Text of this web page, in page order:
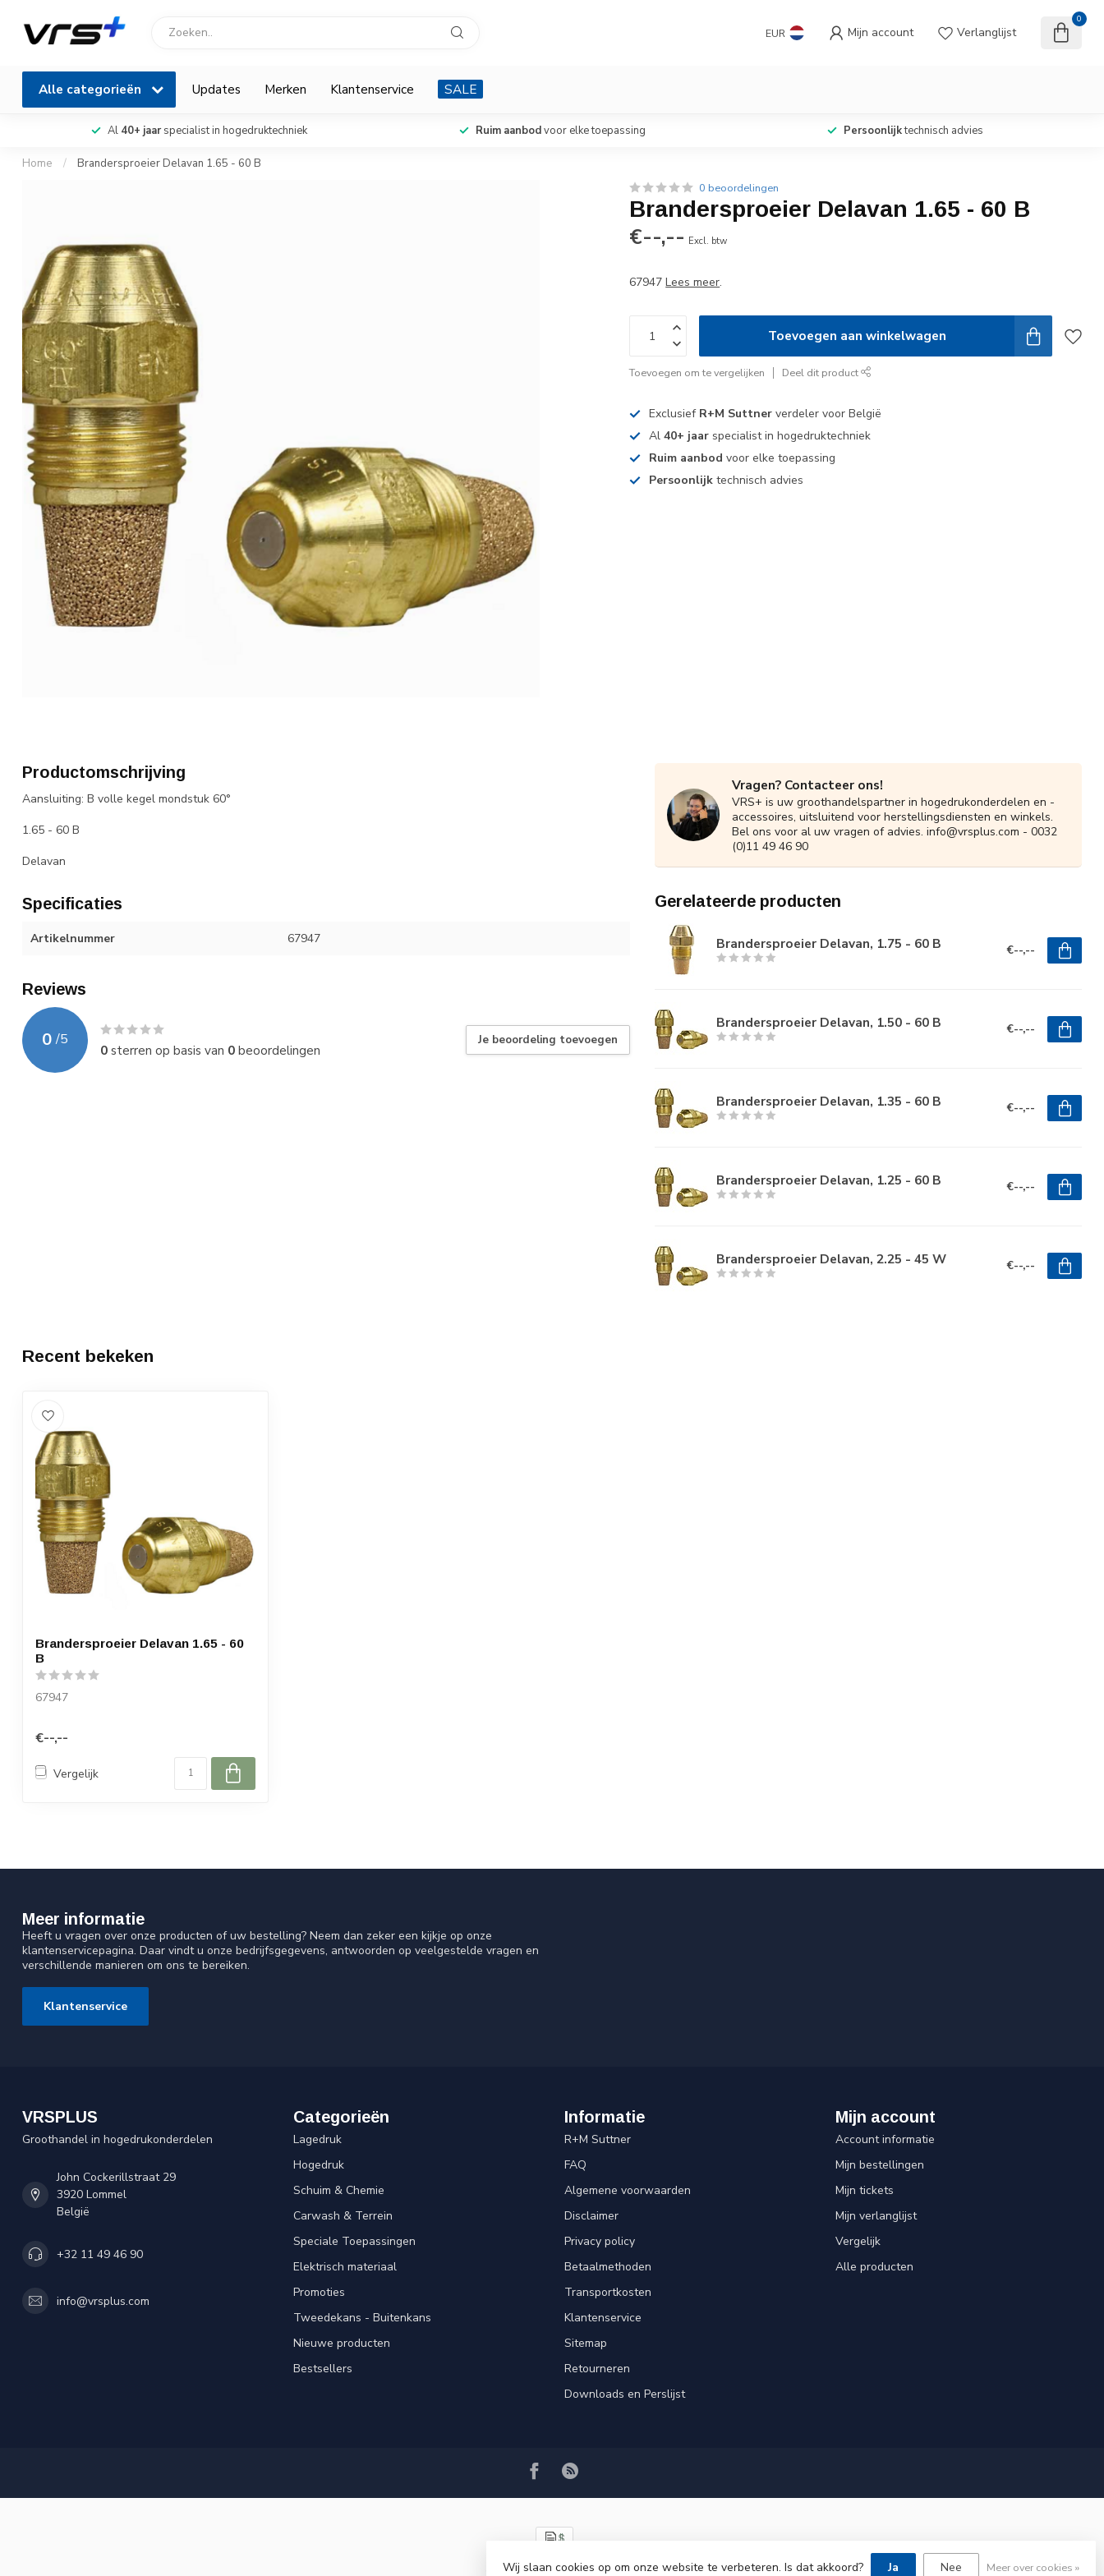
EUR Mijn account Verlanglijst
0
Alle categorieën Updates Merken Klantenservice SALE
Al 40+ jaarspecialist in hogedruktechniek Ruim aanbodvoor elke toepassing Persoonlijktechnisch advies
Home / Brandersproeier Delavan 1.65 - 60 B
0 beoordelingen
Brandersproeier Delavan 1.65 - 60 B
€--,-- Excl. btw
67947Lees meer.
Toevoegen aan winkelwagen
Toevoegen om te vergelijken Deel dit product
Exclusief R+M Suttner verdeler voor België
Al40+ jaar specialist in hogedruktechniek
Ruim aanbod voor elke toepassing
Persoonlijk technisch advies
Productomschrijving
Aansluiting: B volle kegel mondstuk 60°
1.65 - 60 B
Delavan
Specificaties
Artikelnummer 67947
Reviews
0 /5
0sterren op basis van 0beoordelingen
Je beoordeling toevoegen
Vragen? Contacteer ons!
VRS+ is uw groothandelspartner in hogedrukonderdelen en -
accessoires, uitsluitend voor herstellingsdiensten en winkels.
Bel ons voor al uw vragen of advies. info@vrsplus.com - 0032
(0)11 49 46 90
Gerelateerde producten
Brandersproeier Delavan, 1.75 - 60 B €--,--
Brandersproeier Delavan, 1.50 - 60 B €--,--
Brandersproeier Delavan, 1.35 - 60 B €--,--
Brandersproeier Delavan, 1.25 - 60 B €--,--
Brandersproeier Delavan, 2.25 - 45 W €--,--
Recent bekeken
Brandersproeier Delavan 1.65 - 60
B
67947
€--,--
Vergelijk
Meer informatie
Heeft u vragen over onze producten of uw bestelling? Neem dan zeker een kijkje op onze
klantenservicepagina. Daar vindt u onze bedrijfsgegevens, antwoorden op veelgestelde vragen en
verschillende manieren om ons te bereiken.
Klantenservice
VRSPLUS
Groothandel in hogedrukonderdelen
John Cockerillstraat 29
3920 Lommel
België
+32 11 49 46 90
info@vrsplus.com
Categorieën
Lagedruk
Hogedruk
Schuim & Chemie
Carwash & Terrein
Speciale Toepassingen
Elektrisch materiaal
Promoties
Tweedekans - Buitenkans
Nieuwe producten
Bestsellers
Informatie
R+M Suttner
FAQ
Algemene voorwaarden
Disclaimer
Privacy policy
Betaalmethoden
Transportkosten
Klantenservice
Sitemap
Retourneren
Downloads en Perslijst
Mijn account
Account informatie
Mijn bestellingen
Mijn tickets
Mijn verlanglijst
Vergelijk
Alle producten
© Copyright 2026 VRSPLUS
Wij slaan cookies op om onze website te verbeteren. Is dat akkoord? Ja Nee Meer over cookies »